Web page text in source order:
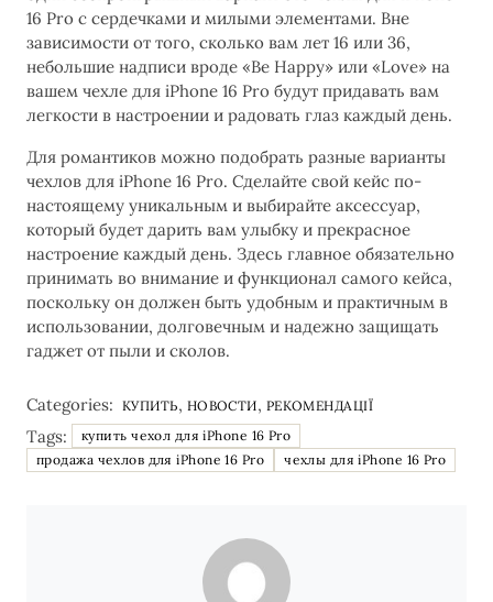
16 Pro с сердечками и милыми элементами. Вне
зависимости от того, сколько вам лет 16 или 36,
небольшие надписи вроде «Be Happy» или «Love» на
вашем чехле для iPhone 16 Pro будут придавать вам
легкости в настроении и радовать глаз каждый день.
Для романтиков можно подобрать разные варианты
чехлов для iPhone 16 Pro. Сделайте свой кейс по-
настоящему уникальным и выбирайте аксессуар,
который будет дарить вам улыбку и прекрасное
настроение каждый день. Здесь главное обязательно
принимать во внимание и функционал самого кейса,
поскольку он должен быть удобным и практичным в
использовании, долговечным и надежно защищать
гаджет от пыли и сколов.
Categories: КУПИТЬ, НОВОСТИ, РЕКОМЕНДАЦІЇ
Tags:
купить чехол для iPhone 16 Pro
продажа чехлов для iPhone 16 Pro
чехлы для iPhone 16 Pro